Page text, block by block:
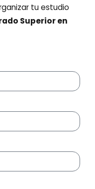
tu estudio
Superior en